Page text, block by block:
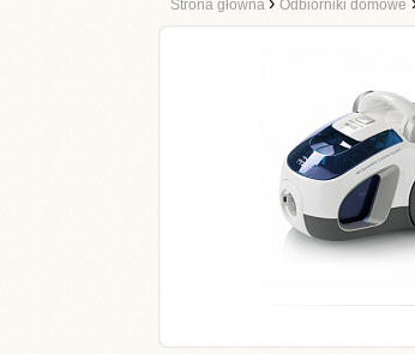
Strona główna Odbiorniki domowe